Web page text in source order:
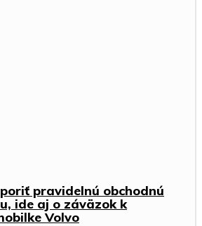
pravidelnú obchodnú
ide aj o záväzok k
Volvo